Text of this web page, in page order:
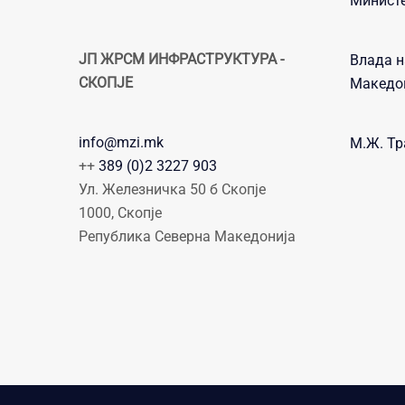
ЈП ЖРСМ ИНФРАСТРУКТУРА -
СКОПЈЕ
info@mzi.mk
++ 389 (0)2 3227 903
Ул. Железничка 50 б Скопје
1000, Скопје
Република Северна Македонија
Влада
М.Ж.